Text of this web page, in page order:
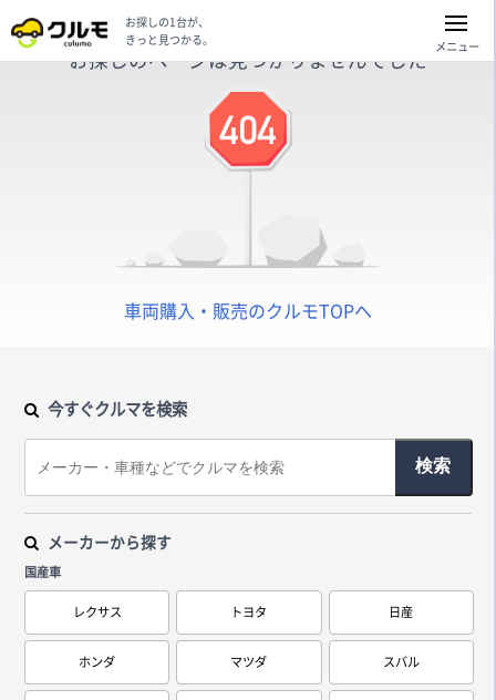
お探しの1台が、
きっと見つかる。
メニュー
お探しのページは見つかりませんでした
車両購入・販売のクルモTOPへ
今すぐクルマを検索
メーカーから探す
国産車
レクサス トヨタ 日産
ホンダ マツダ スバル